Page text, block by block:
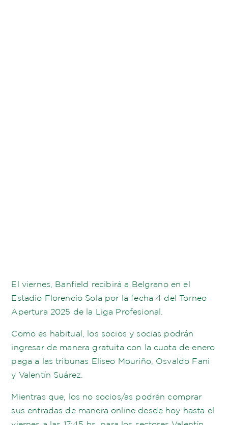
El viernes, Banfield recibirá a Belgrano en el
Estadio Florencio Sola por la fecha 4 del Torneo
Apertura 2025 de la Liga Profesional.
Como es habitual, los socios y socias podrán
ingresar de manera gratuita con la cuota de enero
paga a las tribunas Eliseo Mouriño, Osvaldo Fani
y Valentín Suárez.
Mientras que, los no socios/as podrán comprar
sus entradas de manera online desde hoy hasta el